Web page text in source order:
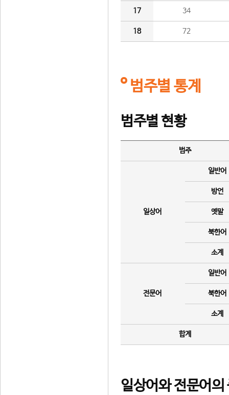
17 34
18 72
범주별 통계
범주별 현황
범주
일상어
일반어
방언
옛말
북한어
소계
전문어
일반어
북한어
소계
합계
일상어와 전문어의